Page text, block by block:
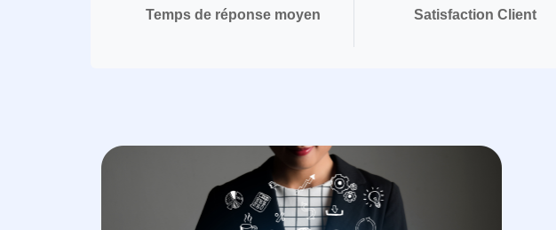
Temps de réponse moyen Satisfaction Client